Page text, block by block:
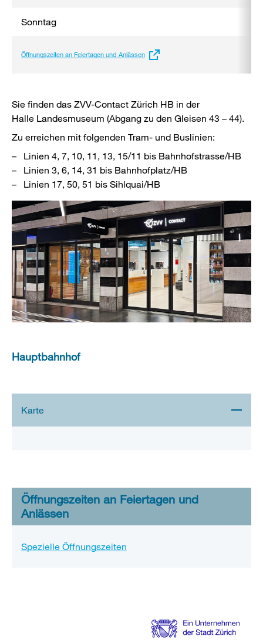
Sonntag
Externer
Öffnungszeiten an Feiertagen und Anlässen
Sie finden das ZVV-Contact Zürich HB in der
Halle Landesmuseum (Abgang zu den Gleisen 43 – 44).
Zu erreichen mit folgenden Tram- und Buslinien:
Linien 4, 7, 10, 11, 13, 15/11 bis Bahnhofstrasse/HB
Linien 3, 6, 14, 31 bis Bahnhofplatz/HB
Linien 17, 50, 51 bis Sihlquai/HB
Hauptbahnhof
Stadtplan 3D
Öffnungszeiten an Feiertagen und
Anlässen
Spezielle Öffnungszeiten